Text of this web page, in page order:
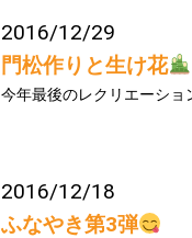
2016/12/29
門松作りと生け花
今年最後のレクリエーショ
2016/12/18
ふなやき第3弾